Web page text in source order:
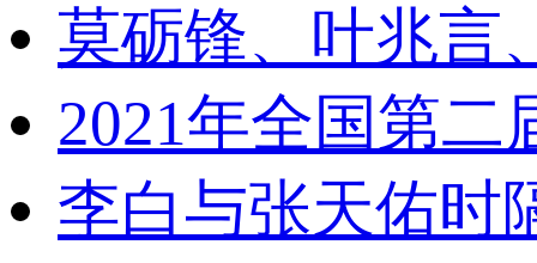
莫砺锋、叶兆言
2021年全国第
李白与张天佑时